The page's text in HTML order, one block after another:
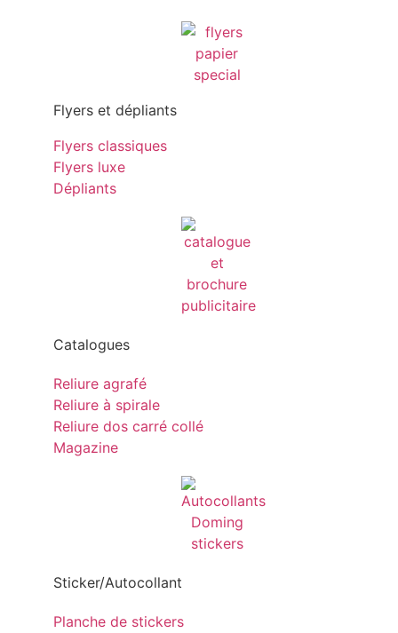
Flyers et dépliants
Flyers classiques
Flyers luxe
Dépliants
Catalogues
Reliure agrafé
Reliure à spirale
Reliure dos carré collé
Magazine
Sticker/Autocollant
Planche de stickers